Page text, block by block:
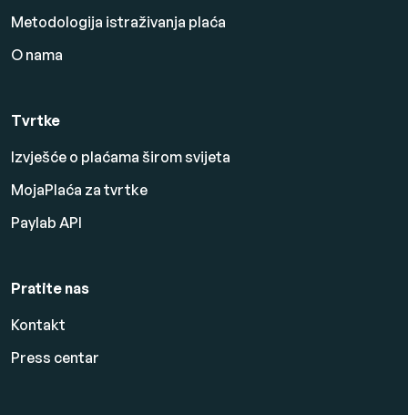
Metodologija istraživanja plaća
O nama
Tvrtke
Izvješće o plaćama širom svijeta
MojaPlaća za tvrtke
Paylab API
Pratite nas
Kontakt
Press centar